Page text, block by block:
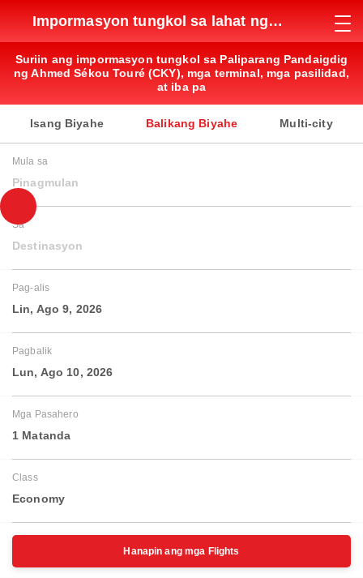
Impormasyon tungkol sa lahat ng
paliparan
Suriin ang impormasyon tungkol sa Paliparang Pandaigdig
ng Ahmed Sékou Touré (CKY), mga terminal, mga pasilidad,
at iba pa
Isang Biyahe Balikang Biyahe Multi-city
Mula sa
Pinagmulan
Sa
Destinasyon
Pag-alis
Lin, Ago 9, 2026
Pagbalik
Lun, Ago 10, 2026
Mga Pasahero
1 Matanda
Class
Economy
Hanapin ang mga Flights